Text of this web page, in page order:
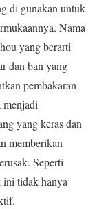
di gunakan untuk
Nama
yang berarti
dan ban yang
pembakaran
menjadi
yang keras dan
memberikan
Seperti
ini tidak hanya